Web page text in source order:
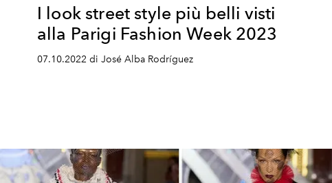
I look street style più belli visti
alla Parigi Fashion Week 2023
07.10.2022 di José Alba Rodríguez